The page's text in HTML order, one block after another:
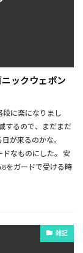
ックウェポン
段に楽になりまし
するので、まだまだ
日が来るのかな。
なものにした。 安
をガードで受ける時
雑記